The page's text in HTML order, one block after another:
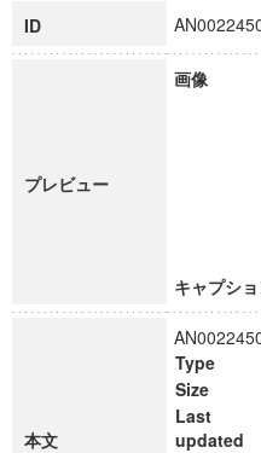
ID
プレビュー
画像
キャプシ
本文
Type
Size
Last
updated